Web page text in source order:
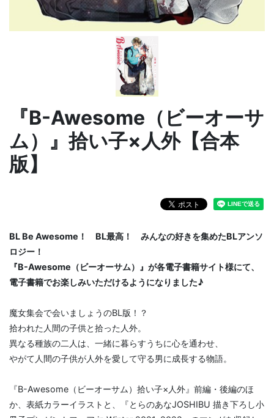
『B-Awesome（ビーオーサ
ム）』拾い子×人外【合本
版】
BL Be Awesome！ BL最高！ みんなの好きを集めたBLアンソ
ロジー！
『B-Awesome（ビーオーサム）』が各電子書籍サイト様にて、
電子書籍でお楽しみいただけるようになりました♪
魔女集会で会いましょうのBL版！？
拾われた人間の子供と拾った人外。
異なる種族の二人は、一緒に暮らすうちに心を通わせ、
やがて人間の子供が人外を愛して守る男に成長する物語。
『B-Awesome（ビーオーサム）拾い子×人外』前編・後編のほ
か、表紙カラーイラストと、『とらのあなJOSHIBU 描き下ろし小